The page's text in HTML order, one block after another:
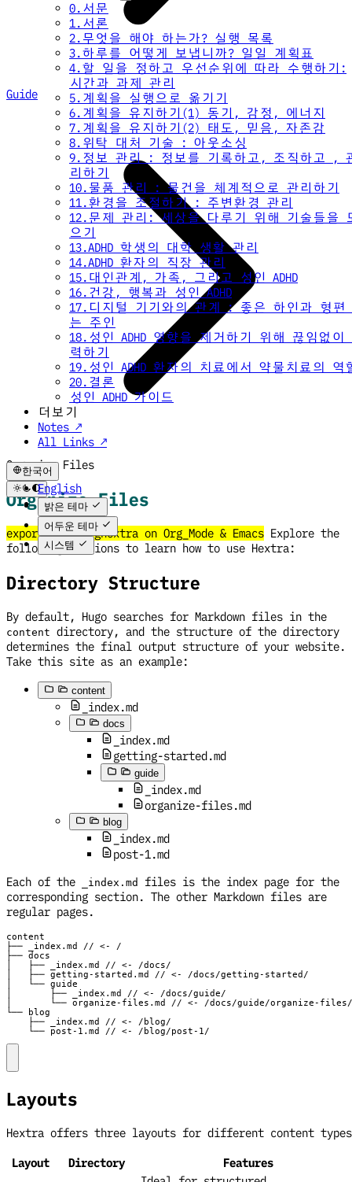
0.서문
1.서론
2.무엇을 해야 하는가? 실행 목록
3.하루를 어떻게 보냅니까? 일일 계획표
4.할 일을 정하고 우선순위에 따라 수행하기:
시간과 과제 관리
5.계획을 실행으로 옮기기
6.계획을 유지하기(1) 동기, 감정, 에너지
7.계획을 유지하기(2) 태도, 믿음, 자존감
8.위탁 대처 기술 : 아웃소싱
9.정보 관리 : 정보를 기록하고, 조직하고 ,
리하기
10.물품 관리 : 물건을 체계적으로 관리하기
11.환경을 조절하기 : 주변환경 관리
12.문제 관리: 세상을 다루기 위해 기술들을
으기
13.ADHD 학생의 대학 생활 관리
14.ADHD 환자의 직장 관리
15.대인관계, 가족, 그리고 성인 ADHD
16.건강, 행복과 성인 ADHD
17.디지털 기기와의 관계 : 좋은 하인과 형편
는 주인
18.성인 ADHD 영향을 제거하기 위해 끊임없이
력하기
19.성인 ADHD 환자의 치료에서 약물치료의 역
20.결론
성인 ADHD 가이드
더보기
Notes ↗
All Links ↗
한국어
English
한국어
밝은 테마
어두운 테마
시스템
Guide
Organize Files
Organize Files
exported by orghextra on Org_Mode & Emacs Explore the
following sections to learn how to use Hextra:
Directory Structure
By default, Hugo searches for Markdown files in the
content directory, and the structure of the directory
determines the final output structure of your website.
Take this site as an example:
content
_index.md
docs
_index.md
getting-started.md
guide
_index.md
organize-files.md
blog
_index.md
post-1.md
Each of the
_index.md
files is the index page for the
corresponding section. The other Markdown files are
regular pages.
    └── post-1.md // <- /blog/post-1/
Layouts
Hextra offers three layouts for different content
Layout
Directory
Features